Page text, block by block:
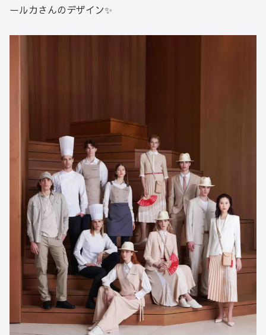
ールカさんのデザイン✨